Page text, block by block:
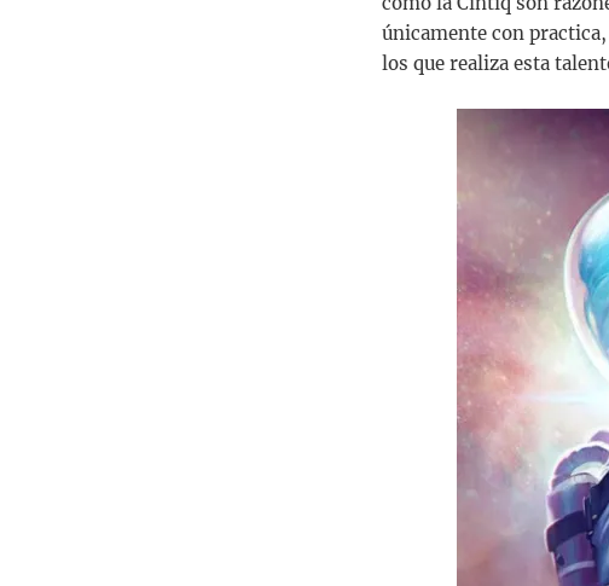
únicamente con
los que realiza esta